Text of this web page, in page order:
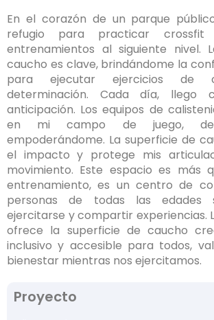
En el corazón de un parque
refugio para practicar
entrenamientos al siguiente nivel.
caucho es clave, brindándome la
para ejecutar ejercicios de
determinación. Cada día, llego
anticipación. Los equipos de
en mi campo de juego,
empoderándome. La superficie de
el impacto y protege mis
movimiento. Este espacio es más
entrenamiento, es un centro de
personas de todas las edades
ejercitarse y compartir experiencias.
ofrece la superficie de caucho
inclusivo y accesible para todos,
bienestar mientras nos ejercitamos.
Proyecto